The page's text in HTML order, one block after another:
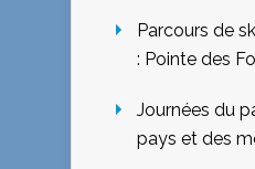
Parcours de
: Pointe des
Journées du
pays et des